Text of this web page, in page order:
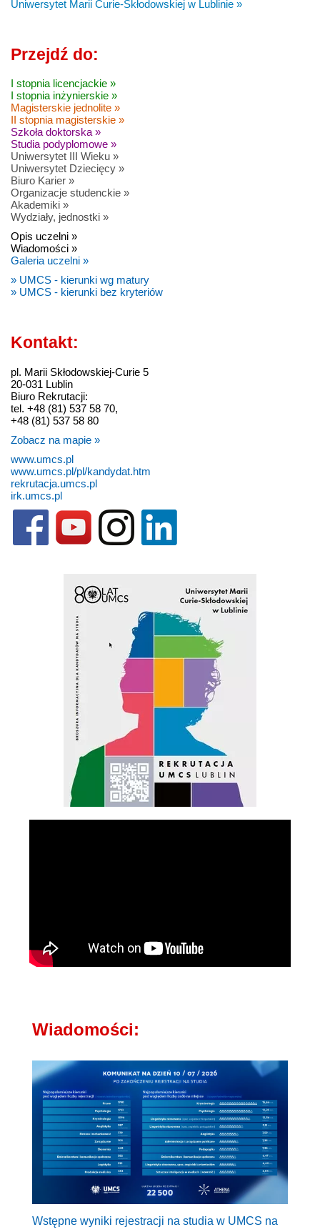
Uniwersytet Marii Curie-Skłodowskiej w Lublinie »
Przejdź do:
I stopnia licencjackie »
I stopnia inżynierskie »
Magisterskie jednolite »
II stopnia magisterskie »
Szkoła doktorska »
Studia podyplomowe »
Uniwersytet III Wieku »
Uniwersytet Dziecięcy »
Biuro Karier »
Organizacje studenckie »
Akademiki »
Wydziały, jednostki »
Opis uczelni »
Wiadomości »
Galeria uczelni »
» UMCS - kierunki wg matury
» UMCS - kierunki bez kryteriów
Kontakt:
pl. Marii Skłodowskiej-Curie 5
20-031 Lublin
Biuro Rekrutacji:
tel. +48 (81) 537 58 70,
+48 (81) 537 58 80
Zobacz na mapie »
www.umcs.pl
www.umcs.pl/pl/kandydat.htm
rekrutacja.umcs.pl
irk.umcs.pl
Wiadomości:
Wstępne wyniki rejestracji na studia w UMCS na